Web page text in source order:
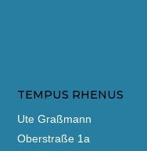
TEMPUS RHENUS
Ute Graßmann
Oberstraße 1a